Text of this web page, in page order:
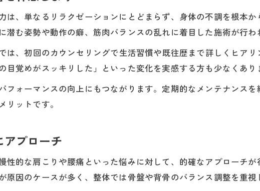
桑名市片町の女性が実践する整体ケアの秘訣
整体サロンで学ぶ毎日の自分ケア方法を紹介
産後や家事疲れにも整体が有効なワケ
産後の体調管理に整体が選ばれる理由を解説
整体で家事や育児の疲労回復をサポート
整体が産後女性の骨盤調整に役立つポイント
は、単なるリラクゼーションにとどまらず、身体の不調を根本
む姿勢や動作の癖、筋肉バランスの乱れに着目した施術が行わ
は、初回のカウンセリングで生活習慣や既往歴まで詳しくヒア
覚めがスッキリした」といった変化を実感する方も少なくあり
フォーマンスの向上にもつながります。定期的なメンテナンス
ットです。
プローチ
性的な肩こりや腰痛といった悩みに対して、的確なアプローチ
因のケースが多く、整体では骨盤や背骨のバランス調整を重視